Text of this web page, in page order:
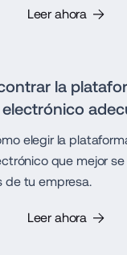
Leer ahora
la
elegir la
que mejor
de tu empresa.
Leer ahora